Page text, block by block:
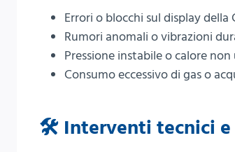
Errori o blocchi sul display della
Rumori anomali o vibrazioni
Pressione instabile o calore
Consumo eccessivo di gas o
🛠️ Interventi tecnici e